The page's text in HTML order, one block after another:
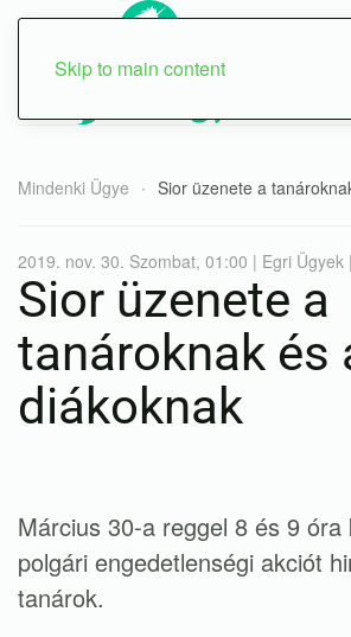
Skip to main content
Mindenki Ügye Sior üzenete a
2019. nov. 30. Szombat, 01:00 | Egri Ügyek
Sior üzenete a
tanároknak és
diákoknak
Március 30-a reggel 8 és 9 óra
polgári engedetlenségi akciót
tanárok.